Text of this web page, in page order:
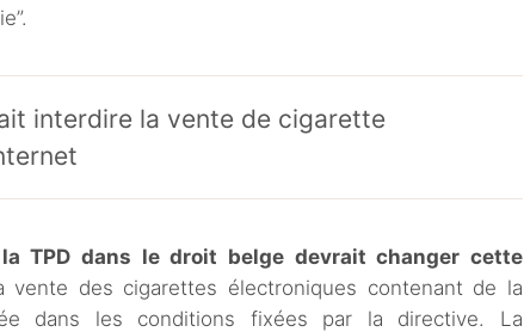
interdire la vente de cigarette
TPD dans le droit belge devrait changer cette
vente des cigarettes électroniques contenant de la
dans les conditions fixées par la directive. La